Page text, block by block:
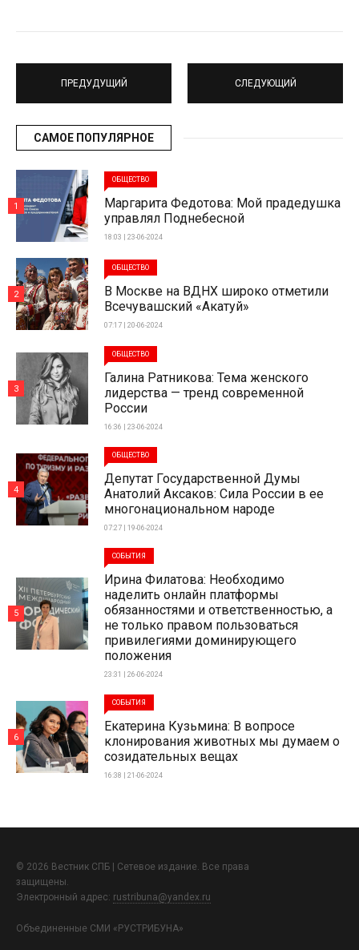
ПРЕДУДУЩИЙ СЛЕДУЮЩИЙ
САМОЕ ПОПУЛЯРНОЕ
ОБЩЕСТВО
Маргарита Федотова: Мой прадедушка
управлял Поднебесной
18:03 | 23-06-2024
1
ОБЩЕСТВО
В Москве на ВДНХ широко отметили
Всечувашский «Акатуй»
07:17 | 20-06-2024
2
ОБЩЕСТВО
Галина Ратникова: Тема женского
лидерства — тренд современной
России
16:36 | 23-06-2024
3
ОБЩЕСТВО
Депутат Государственной Думы
Анатолий Аксаков: Сила России в ее
многонациональном народе
07:27 | 19-06-2024
4
СОБЫТИЯ
Ирина Филатова: Необходимо
наделить онлайн платформы
обязанностями и ответственностью, а
не только правом пользоваться
привилегиями доминирующего
положения
23:31 | 26-06-2024
5
СОБЫТИЯ
Екатерина Кузьмина: В вопросе
клонирования животных мы думаем о
созидательных вещах
16:38 | 21-06-2024
6
© 2026 Вестник СПБ | Сетевое издание. Все права
защищены.
Электронный адрес: rustribuna@yandex.ru
Объединенные СМИ «РУСТРИБУНА»